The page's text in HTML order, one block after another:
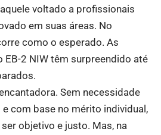
voltado a profissionais
em suas áreas. No
como o esperado. As
EB-2 NIW têm surpreendido até
Sem necessidade
com base no mérito individual,
objetivo e justo. Mas, na